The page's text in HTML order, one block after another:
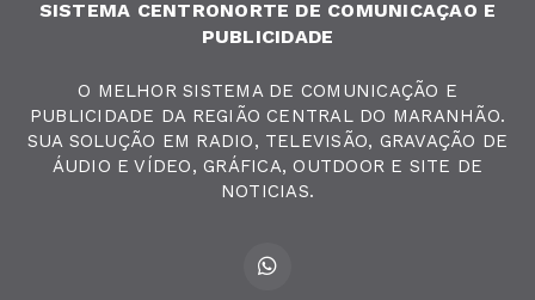
SISTEMA CENTRONORTE DE COMUNICAÇAO E
PUBLICIDADE
O MELHOR SISTEMA DE COMUNICAÇÃO E
PUBLICIDADE DA REGIÃO CENTRAL DO MARANHÃO.
SUA SOLUÇÃO EM RADIO, TELEVISÃO, GRAVAÇÃO DE
ÁUDIO E VÍDEO, GRÁFICA, OUTDOOR E SITE DE
NOTICIAS.